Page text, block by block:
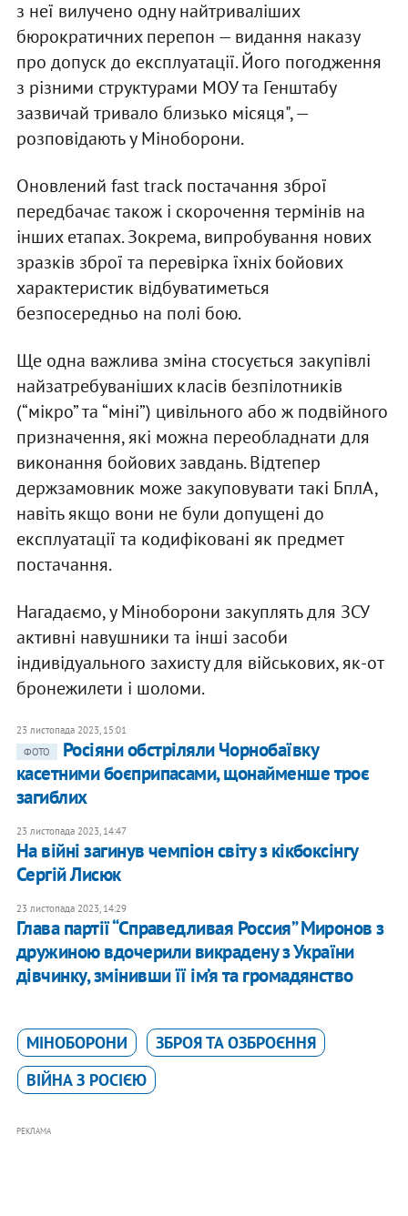
з неї вилучено одну найтриваліших
бюрократичних перепон — видання наказу
про допуск до експлуатації. Його погодження
з різними структурами МОУ та Генштабу
зазвичай тривало близько місяця", —
розповідають у Міноборони.
Оновлений fast track постачання зброї
передбачає також і скорочення термінів на
інших етапах. Зокрема, випробування нових
зразків зброї та перевірка їхніх бойових
характеристик відбуватиметься
безпосередньо на полі бою.
Ще одна важлива зміна стосується закупівлі
найзатребуваніших класів безпілотників
(“мікро” та “міні”) цивільного або ж подвійного
призначення, які можна переобладнати для
виконання бойових завдань. Відтепер
держзамовник може закуповувати такі БплА,
навіть якщо вони не були допущені до
експлуатації та кодифіковані як предмет
постачання.
Нагадаємо, у Міноборони закуплять для ЗСУ
активні навушники та інші засоби
індивідуального захисту для військових, як-от
бронежилети і шоломи.
23 листопада 2023, 15:01
ФОТО
Росіяни обстріляли Чорнобаївку
касетними боєприпасами, щонайменше троє
загиблих
23 листопада 2023, 14:47
На війні загинув чемпіон світу з кікбоксінгу
Сергій Лисюк
23 листопада 2023, 14:29
Глава партії “Справедливая Россия” Миронов з
дружиною вдочерили викрадену з України
дівчинку, змінивши її ім’я та громадянство
МІНОБОРОНИ
ЗБРОЯ ТА ОЗБРОЄННЯ
ВІЙНА З РОСІЄЮ
РЕКЛАМА